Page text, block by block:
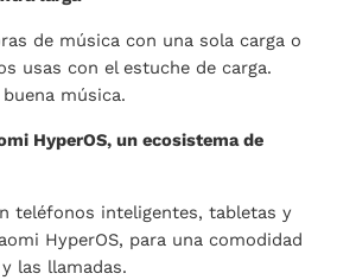
de música con una sola carga o
usas con el estuche de carga.
música.
HyperOS, un ecosistema de
teléfonos inteligentes, tabletas y
HyperOS, para una comodidad
las llamadas.